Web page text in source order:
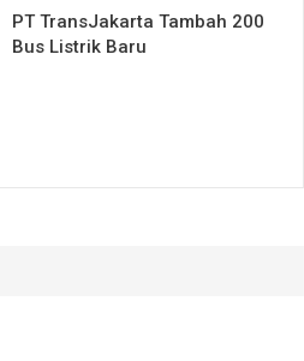
PT TransJakarta Tambah 200
Bus Listrik Baru